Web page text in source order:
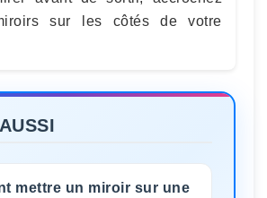
sur les côtés de votre
mettre un miroir sur une